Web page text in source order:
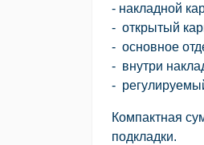
- накладной
- открытый
- основное
- внутри
-
Компактная
подкладки.